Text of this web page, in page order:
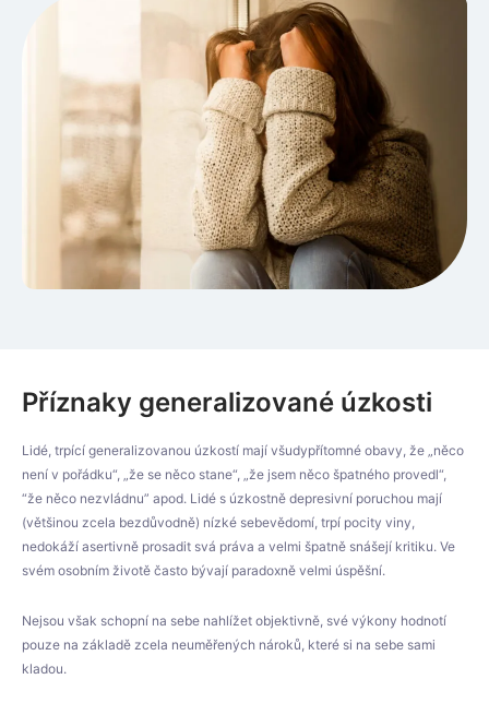
Příznaky generalizované úzkosti
Lidé, trpící generalizovanou úzkostí mají všudypřítomné obavy, že „něco
není v pořádku“, „že se něco stane“, „že jsem něco špatného provedl“,
“že něco nezvládnu” apod. Lidé s úzkostně depresivní poruchou mají
(většinou zcela bezdůvodně) nízké sebevědomí, trpí pocity viny,
nedokáží asertivně prosadit svá práva a velmi špatně snášejí kritiku. Ve
svém osobním životě často bývají paradoxně velmi úspěšní.
Nejsou však schopní na sebe nahlížet objektivně, své výkony hodnotí
pouze na základě zcela neuměřených nároků, které si na sebe sami
kladou.